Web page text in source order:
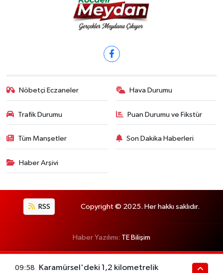
Nöbetçi Eczaneler Hava Durumu
Trafik Durumu Puan Durumu ve Fikstür
Tüm Manşetler Son Dakika Haberleri
Haber Arşivi
RSS Copyright © 2025. Her hakkı saklıdır.
Haber Yazılımı: TE Bilişim
09:58 Karamürsel'deki 1,2 kilometrelik